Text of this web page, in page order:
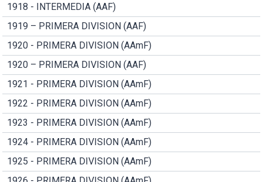
1918 - INTERMEDIA (AAF)
1919 – PRIMERA DIVISION (AAF)
1920 - PRIMERA DIVISION (AAmF)
1920 – PRIMERA DIVISION (AAF)
1921 - PRIMERA DIVISION (AAmF)
1922 - PRIMERA DIVISION (AAmF)
1923 - PRIMERA DIVISION (AAmF)
1924 - PRIMERA DIVISION (AAmF)
1925 - PRIMERA DIVISION (AAmF)